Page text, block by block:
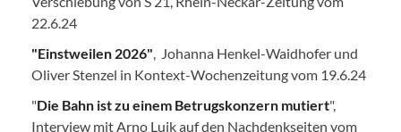
22.6.24
"Einstweilen 2026" , Johanna Henkel-Waidhofer und
Oliver Stenzel in Kontext-Wochenzeitung vom 19.6.24
"Die Bahn ist zu einem Betrugskonzern mutiert",
Interview mit Arno Luik auf den Nachdenkseiten vom